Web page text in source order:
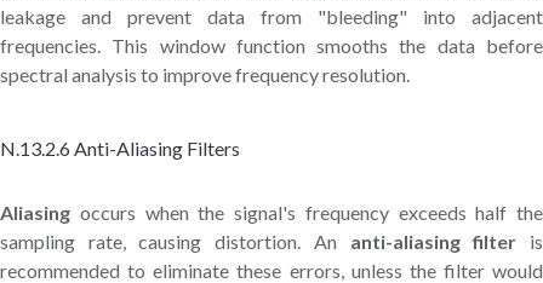
leakage and prevent data from "bleeding" into adjacent
frequencies. This window function smooths the data before
spectral analysis to improve frequency resolution.
N.13.2.6 Anti-Aliasing Filters
Aliasing occurs when the signal's frequency exceeds half the
sampling rate, causing distortion. An anti-aliasing filter is
recommended to eliminate these errors, unless the filter would